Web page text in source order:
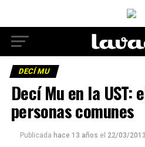
DECÍ MU
Decí Mu en la UST:
personas comunes
Publicada hace 13 años el 22/03/2013